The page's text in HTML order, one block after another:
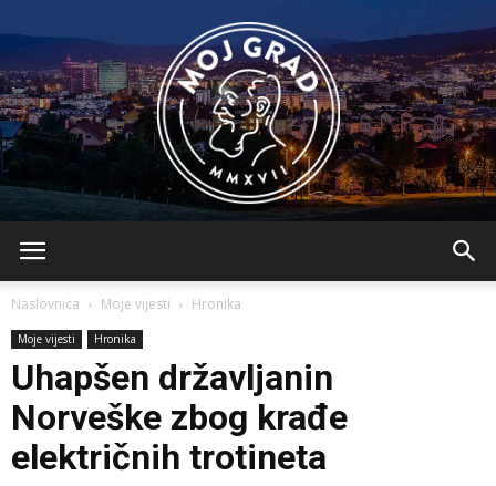
Naslovnica Moje vijesti Hronika
Moje vijesti Hronika
Uhapšen državljanin
Norveške zbog krađe
električnih trotineta